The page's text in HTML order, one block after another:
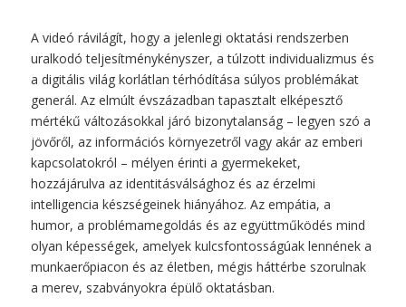
A videó rávilágít, hogy a jelenlegi oktatási rendszerben
uralkodó teljesítménykényszer, a túlzott individualizmus és
a digitális világ korlátlan térhódítása súlyos problémákat
generál. Az elmúlt évszázadban tapasztalt elképesztő
mértékű változásokkal járó bizonytalanság – legyen szó a
jövőről, az információs környezetről vagy akár az emberi
kapcsolatokról – mélyen érinti a gyermekeket,
hozzájárulva az identitásválsághoz és az érzelmi
intelligencia készségeinek hiányához. Az empátia, a
humor, a problémamegoldás és az együttműködés mind
olyan képességek, amelyek kulcsfontosságúak lennének a
munkaerőpiacon és az életben, mégis háttérbe szorulnak
a merev, szabványokra épülő oktatásban.